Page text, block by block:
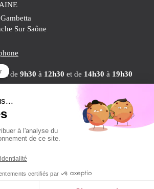
Sur Saône
de 9h30 à 12h30 et de 14h30 à 19h30
1 et R.616-1 du code de la consommation, Nathalie Fontaine a
de la consommation. L'entité de médiation retenue est :
En cas de litige, vous pouvez déposer votre
cnpm-mediation-consommation.euou par voie
- CONSOMMATION - 27, Avenue de la Libération –
du site par Simplébo